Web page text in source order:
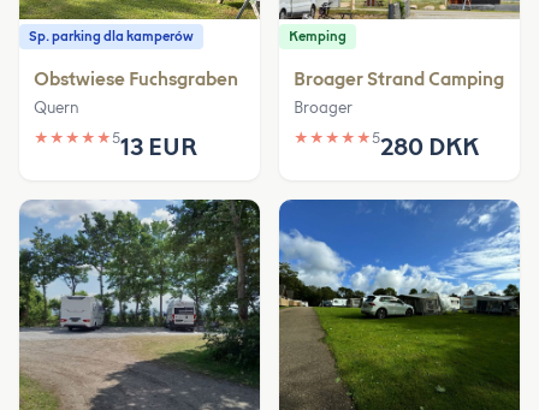
Sp. parking dla kamperów
Obstwiese Fuchsgraben
Quern
★ ★ ★ ★ ★513 EUR
Kemping
Broager Strand Camping
Broager
★ ★ ★ ★ ★5280 DKK